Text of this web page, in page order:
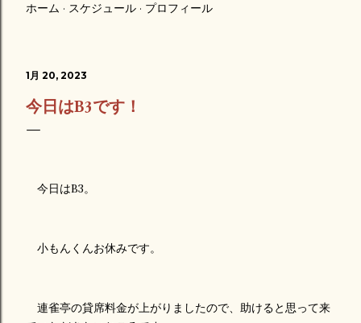
ホーム スケジュール プロフィール
1月 20, 2023
今日はB3です！
今日はB3。
小もんくんお休みです。
連雀亭の貸席料金が上がりましたので、助けると思って来